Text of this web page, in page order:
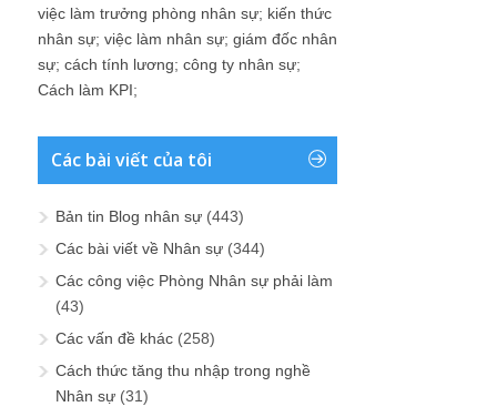
việc làm trưởng phòng nhân sự; kiến thức
nhân sự; việc làm nhân sự; giám đốc nhân
sự; cách tính lương; công ty nhân sự;
Cách làm KPI;
Các bài viết của tôi
Bản tin Blog nhân sự (443)
Các bài viết về Nhân sự (344)
Các công việc Phòng Nhân sự phải làm
(43)
Các vấn đề khác (258)
Cách thức tăng thu nhập trong nghề
Nhân sự (31)